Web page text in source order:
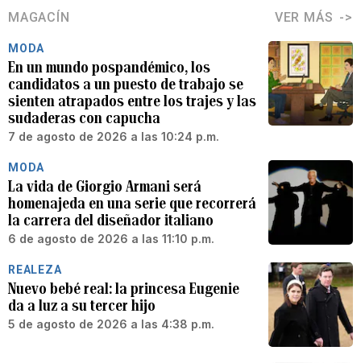
MAGACÍN VER MÁS
MODA
En un mundo pospandémico, los
candidatos a un puesto de trabajo se
sienten atrapados entre los trajes y las
sudaderas con capucha
7 de agosto de 2026 a las 10:24 p.m.
MODA
La vida de Giorgio Armani será
homenajeda en una serie que recorrerá
la carrera del diseñador italiano
6 de agosto de 2026 a las 11:10 p.m.
REALEZA
Nuevo bebé real: la princesa Eugenie
da a luz a su tercer hijo
5 de agosto de 2026 a las 4:38 p.m.